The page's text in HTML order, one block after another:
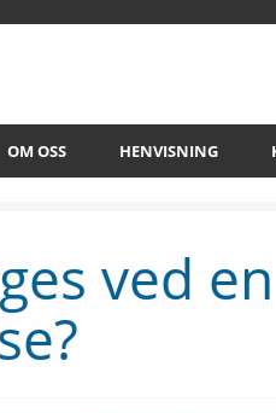
OM OSS HENVISNING
ved